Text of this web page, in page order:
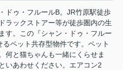
ドゥ・フルールB。JR竹原駅徒歩
ラックストアー等が徒歩圏内の生
す。この『シャン・ドゥ・フルー
ペット共存型物件です。ペット
何と猫ちゃんも一緒にくらせま
いあわせください。エアコン2